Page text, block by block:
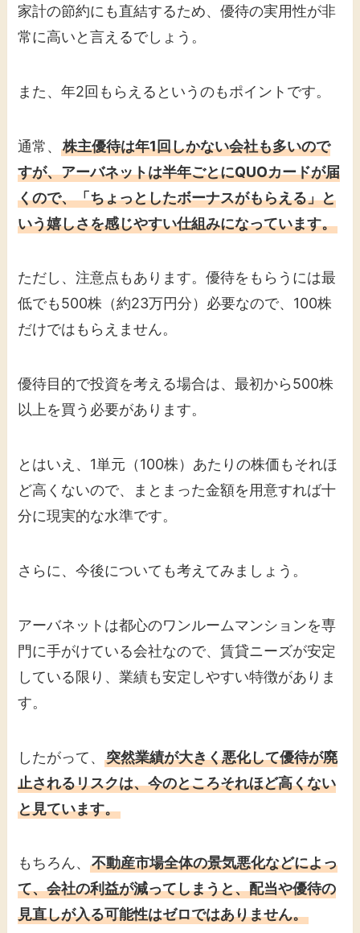
家計の節約にも直結するため、優待の実用性が非
常に高いと言えるでしょう。
また、年2回もらえるというのもポイントです。
通常、株主優待は年1回しかない会社も多いので
すが、アーバネットは半年ごとにQUOカードが届
くので、「ちょっとしたボーナスがもらえる」と
いう嬉しさを感じやすい仕組みになっています。
ただし、注意点もあります。優待をもらうには最
低でも500株（約23万円分）必要なので、100株
だけではもらえません。
優待目的で投資を考える場合は、最初から500株
以上を買う必要があります。
とはいえ、1単元（100株）あたりの株価もそれほ
ど高くないので、まとまった金額を用意すれば十
分に現実的な水準です。
さらに、今後についても考えてみましょう。
アーバネットは都心のワンルームマンションを専
門に手がけている会社なので、賃貸ニーズが安定
している限り、業績も安定しやすい特徴がありま
す。
したがって、突然業績が大きく悪化して優待が廃
止されるリスクは、今のところそれほど高くない
と見ています。
もちろん、不動産市場全体の景気悪化などによっ
て、会社の利益が減ってしまうと、配当や優待の
見直しが入る可能性はゼロではありません。